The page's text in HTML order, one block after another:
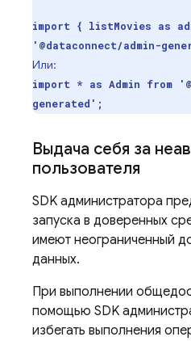
import { listMovies as
'@dataconnect/admin-
Или:
import * as Admin from
generated';
Выдача себя за
пользователя
SDK администратора
запуска в доверенных
имеют неограниченный
данных.
При выполнении
помощью SDK
избегать выполнения